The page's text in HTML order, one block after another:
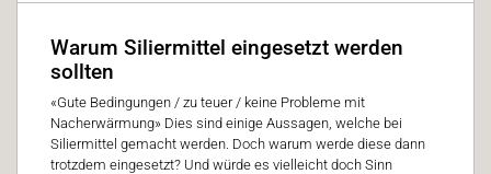
Warum Siliermittel eingesetzt werden
sollten
«Gute Bedingungen / zu teuer / keine Probleme mit
Nacherwärmung» Dies sind einige Aussagen, welche bei
Siliermittel gemacht werden. Doch warum werde diese dann
trotzdem eingesetzt? Und würde es vielleicht doch Sinn